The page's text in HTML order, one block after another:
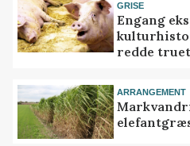
GRISE
Engang
redde
ARRANGEMENT